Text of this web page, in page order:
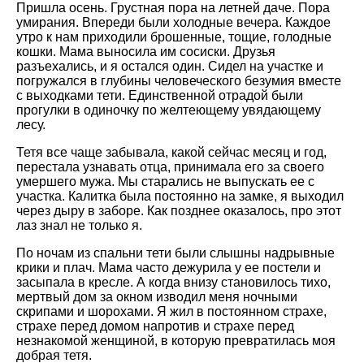
Пришла осень. Грустная пора на летней даче. Пора
умирания. Впереди были холодные вечера. Каждое
утро к нам приходили брошенные, тощие, голодные
кошки. Мама выносила им сосиски. Друзья
разъехались, и я остался один. Сидел на участке и
погружался в глубины человеческого безумия вместе
с выходками тети. Единственной отрадой были
прогулки в одиночку по желтеющему увядающему
лесу.
Тетя все чаще забывала, какой сейчас месяц и год,
перестала узнавать отца, принимала его за своего
умершего мужа. Мы старались не выпускать ее с
участка. Калитка была постоянно на замке, я выходил
через дыру в заборе. Как позднее оказалось, про этот
лаз знал не только я.
По ночам из спальни тети были слышны надрывные
крики и плач. Мама часто дежурила у ее постели и
засыпала в кресле. А когда внизу становилось тихо,
мертвый дом за окном изводил меня ночными
скрипами и шорохами. Я жил в постоянном страхе,
страхе перед домом напротив и страхе перед
незнакомой женщиной, в которую превратилась моя
добрая тетя.